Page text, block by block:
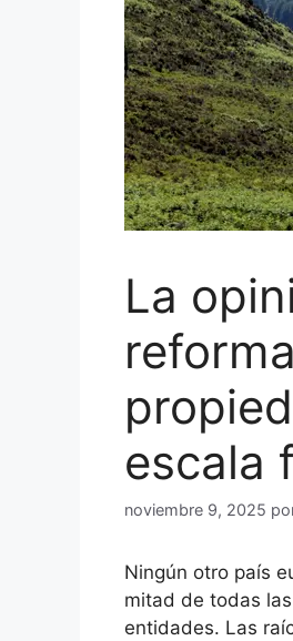
La
escala
noviembre 9, 2025
Ningún otro país
mitad de todas
entidades. Las